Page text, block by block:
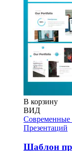
В корзину
ВИД
Современные
Презентаций
Шаблон